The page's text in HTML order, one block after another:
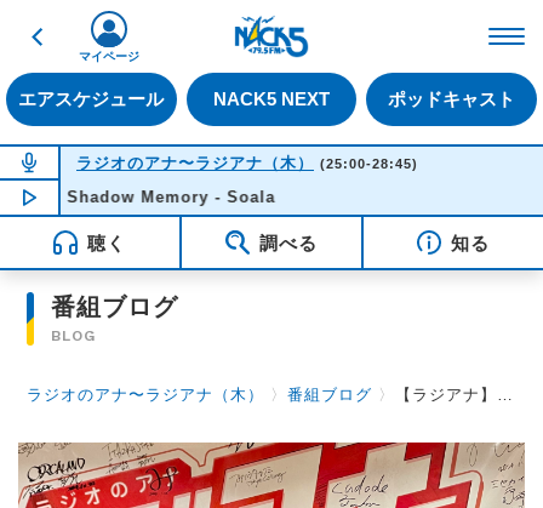
戻る
エアスケジュール NACK5 NEXT ポッドキャスト
マイページ
NOW ON AIR
ラジオのアナ〜ラジアナ（木） (25:00-28:45)
NOW PLAYING04:22
Shadow Memory - Soala
聴く 調べる 知る
番組ブログ
BLOG
ラジオのアナ〜ラジアナ（木） 〉番組ブログ 〉 【ラジアナ】美味しいうどんが食べたいな！！【木曜日】